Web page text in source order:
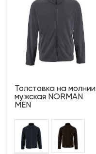
Толстовка на молнии
мужская NORMAN
MEN